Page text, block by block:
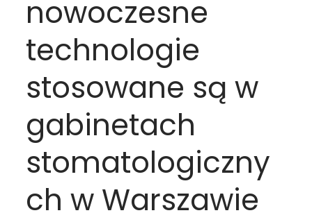
nowoczesne
technologie
stosowane są w
gabinetach
stomatologiczny
ch w Warszawie